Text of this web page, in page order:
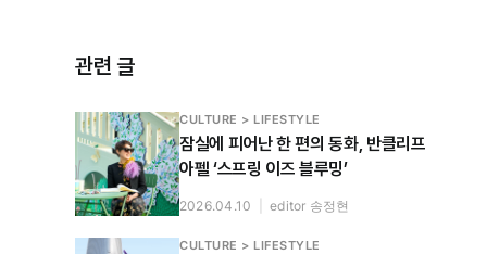
관련 글
CULTURE > LIFESTYLE
잠실에 피어난 한 편의 동화, 반클리프
아펠 ‘스프링 이즈 블루밍’
2026.04.10 editor 송정현
CULTURE > LIFESTYLE